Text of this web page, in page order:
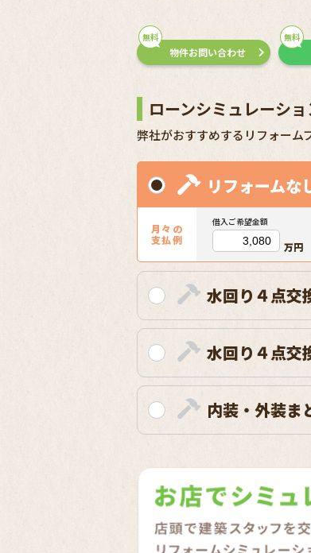
無料
物件お問い合わせ
無料
ローンシミュレーショ
弊社がおすすめするリフォーム
リフォームな
月々の
支払例
借入ご希望金額
万円
水回り４点交
水回り４点交
内装・外装ま